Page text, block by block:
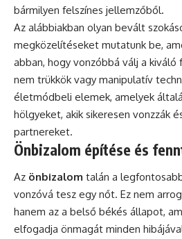
bármilyen felszínes jellemzőből.
Az alábbiakban olyan bevált
megközelítéseket mutatunk be,
abban, hogy vonzóbbá válj a kiváló
nem trükkök vagy manipulatív
életmódbeli elemek, amelyek
hölgyeket, akik sikeresen vonzzák
partnereket.
Önbizalom építése és
Az önbizalom talán a
vonzóvá tesz egy nőt. Ez nem
hanem az a belső békés állapot,
elfogadja önmagát minden